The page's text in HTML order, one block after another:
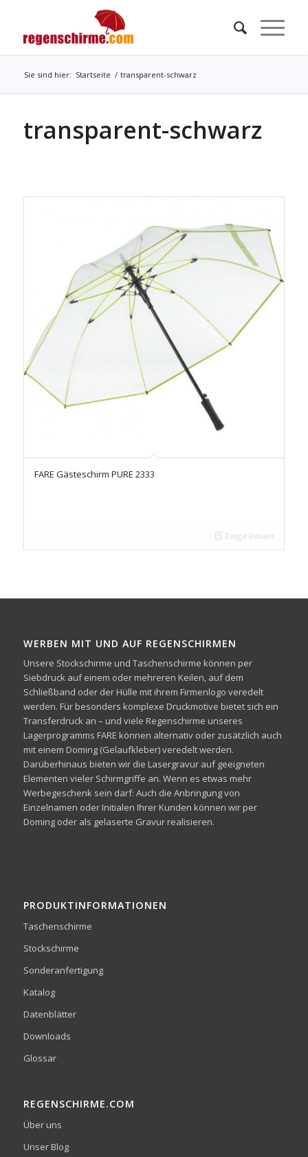
Sie sind hier: Startseite / transparent-schwarz
transparent-schwarz
FARE Gästeschirm PURE 2333
Zeige Details
WERBEN MIT UND AUF REGENSCHIRMEN
Unsere Stockschirme und Taschenschirme können per
Siebdruck auf einem oder mehreren Keilen, auf dem
Schließband oder der Hülle mit ihrem Firmenlogo veredelt
werden. Für besonders komplexe Druckmotive bietet sich ein
Transferdruck an – und viele Regenschirme unseres
Lagerprogramms FARE können alternativ oder zusätzlich auch
mit einem Doming (Gelaufkleber) veredelt werden.
Darüberhinaus bieten wir die Lasergravur auf geeigneten
Elementen vieler Schirmgriffe an. Wenn es etwas mehr
Werbegeschenk sein darf: Auch die Anbringung von
Einzelnamen oder Initialen Ihrer Kunden können wir per
Doming oder als gelaserte Gravur realisieren.
PRODUKTINFORMATIONEN
Taschenschirme
Stockschirme
Sonderanfertigung
Katalog
Datenblätter
Downloads
Glossar
REGENSCHIRME.COM
Über uns
Unser Blog